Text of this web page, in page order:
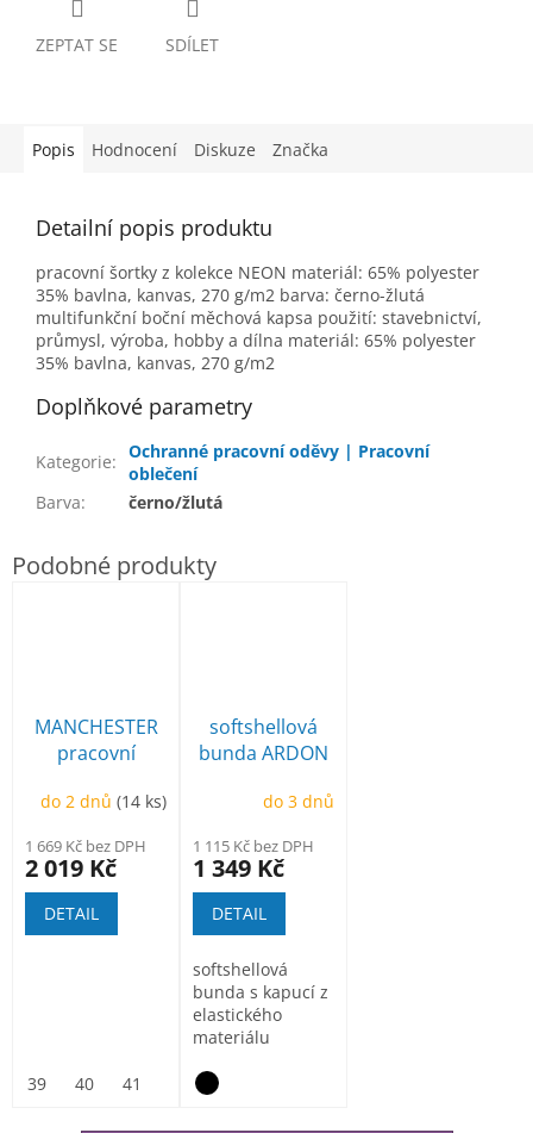
ZEPTAT SE SDÍLET
Popis Hodnocení Diskuze Značka
Detailní popis produktu
pracovní šortky z kolekce NEON materiál: 65% polyester
35% bavlna, kanvas, 270 g/m2 barva: černo-žlutá
multifunkční boční měchová kapsa použití: stavebnictví,
průmysl, výroba, hobby a dílna materiál: 65% polyester
35% bavlna, kanvas, 270 g/m2
Doplňkové parametry
Kategorie: Ochranné pracovní oděvy | Pracovní
oblečení
Barva: černo/žlutá
MANCHESTER
pracovní
do 2 dnů(14 ks)
1 669 Kč bez DPH
2 019 Kč
DETAIL
39 40 41 43
softshellová
bunda ARDON
do 3 dnů
1 115 Kč bez DPH
1 349 Kč
DETAIL
softshellová
bunda s kapucí z
elastického
materiálu
vnitřní část...